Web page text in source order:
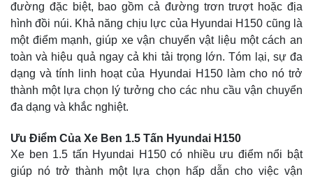
đường đặc biệt, bao gồm cả đường trơn trượt hoặc địa
hình đồi núi. Khả năng chịu lực của Hyundai H150 cũng là
một điểm mạnh, giúp xe vận chuyển vật liệu một cách an
toàn và hiệu quả ngay cả khi tải trọng lớn. Tóm lại, sự đa
dạng và tính linh hoạt của Hyundai H150 làm cho nó trở
thành một lựa chọn lý tưởng cho các nhu cầu vận chuyển
đa dạng và khắc nghiệt.
Ưu Điểm Của Xe Ben 1.5 Tấn Hyundai H150
Xe ben 1.5 tấn Hyundai H150 có nhiều ưu điểm nổi bật
giúp nó trở thành một lựa chọn hấp dẫn cho việc vận